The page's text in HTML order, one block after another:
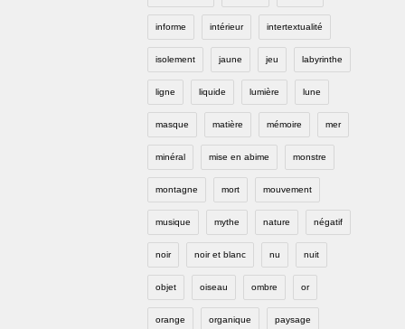
informe intérieur intertextualité
isolement jaune jeu labyrinthe
ligne liquide lumière lune
masque matière mémoire mer
minéral mise en abime monstre
montagne mort mouvement
musique mythe nature négatif
noir noir et blanc nu nuit
objet oiseau ombre or
orange organique paysage